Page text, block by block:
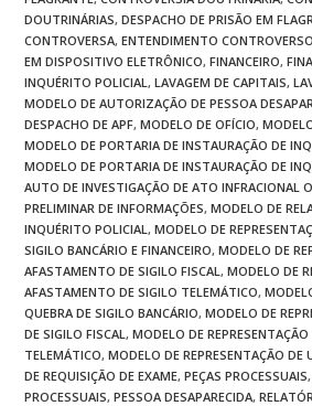
DOUTRINÁRIAS, DESPACHO DE PRISÃO EM
CONTROVERSA, ENTENDIMENTO CONTROVERSO
EM DISPOSITIVO ELETRÔNICO, FINANCEIRO,
INQUÉRITO POLICIAL , LAVAGEM DE CAPITAIS,
MODELO DE AUTORIZAÇÃO DE PESSOA
DESPACHO DE APF, MODELO DE OFÍCIO,
MODELO DE PORTARIA DE INSTAURAÇÃO DE
MODELO DE PORTARIA DE INSTAURAÇÃO DE
AUTO DE INVESTIGAÇÃO DE ATO INFRACIONAL
PRELIMINAR DE INFORMAÇÕES, MODELO DE
INQUÉRITO POLICIAL , MODELO DE
SIGILO BANCÁRIO E FINANCEIRO, MODELO DE
AFASTAMENTO DE SIGILO FISCAL , MODELO DE
AFASTAMENTO DE SIGILO TELEMÁTICO,
QUEBRA DE SIGILO BANCÁRIO, MODELO DE
DE SIGILO FISCAL , MODELO DE
TELEMÁTICO, MODELO DE REPRESENTAÇÃO DE
DE REQUISIÇÃO DE EXAME, PEÇAS PROCESSUAIS,
PROCESSUAIS, PESSOA DESAPARECIDA,